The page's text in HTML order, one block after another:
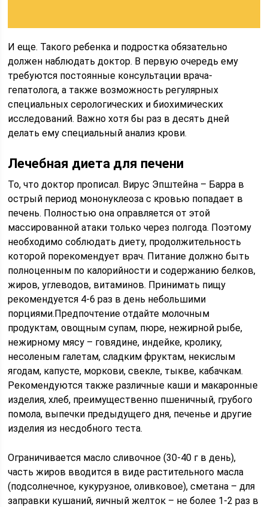
И еще. Такого ребенка и подростка обязательно
должен наблюдать доктор. В первую очередь ему
требуются постоянные консультации врача-
гепатолога, а также возможность регулярных
специальных серологических и биохимических
исследований. Важно хотя бы раз в десять дней
делать ему специальный анализ крови.
Лечебная диета для печени
То, что доктор прописал. Вирус Эпштейна – Барра в
острый период мононуклеоза с кровью попадает в
печень. Полностью она оправляется от этой
массированной атаки только через полгода. Поэтому
необходимо соблюдать диету, продолжительность
которой порекомендует врач. Питание должно быть
полноценным по калорийности и содержанию белков,
жиров, углеводов, витаминов. Принимать пищу
рекомендуется 4-6 раз в день небольшими
порциями.Предпочтение отдайте молочным
продуктам, овощным супам, пюре, нежирной рыбе,
нежирному мясу – говядине, индейке, кролику,
несоленым галетам, сладким фруктам, некислым
ягодам, капусте, моркови, свекле, тыкве, кабачкам.
Рекомендуются также различные каши и макаронные
изделия, хлеб, преимущественно пшеничный, грубого
помола, выпечки предыдущего дня, печенье и другие
изделия из несдобного теста.
Ограничивается масло сливочное (30-40 г в день),
часть жиров вводится в виде растительного масла
(подсолнечное, кукурузное, оливковое), сметана – для
заправки кушаний, яичный желток – не более 1-2 раз в